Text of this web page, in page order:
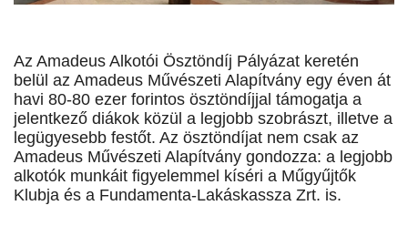
Az Amadeus Alkotói Ösztöndíj Pályázat keretén
belül az Amadeus Művészeti Alapítvány egy éven át
havi 80-80 ezer forintos ösztöndíjjal támogatja a
jelentkező diákok közül a legjobb szobrászt, illetve a
legügyesebb festőt. Az ösztöndíjat nem csak az
Amadeus Művészeti Alapítvány gondozza: a legjobb
alkotók munkáit figyelemmel kíséri a Műgyűjtők
Klubja és a Fundamenta-Lakáskassza Zrt. is.